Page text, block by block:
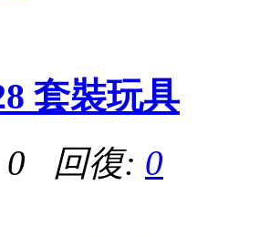
套裝玩具
0 回復: 0